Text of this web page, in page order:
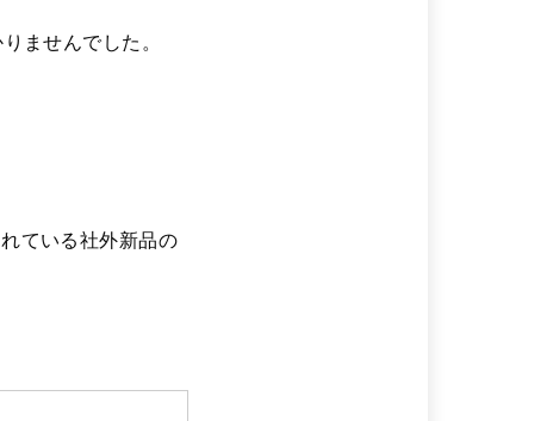
ませんでした。
ている社外新品の